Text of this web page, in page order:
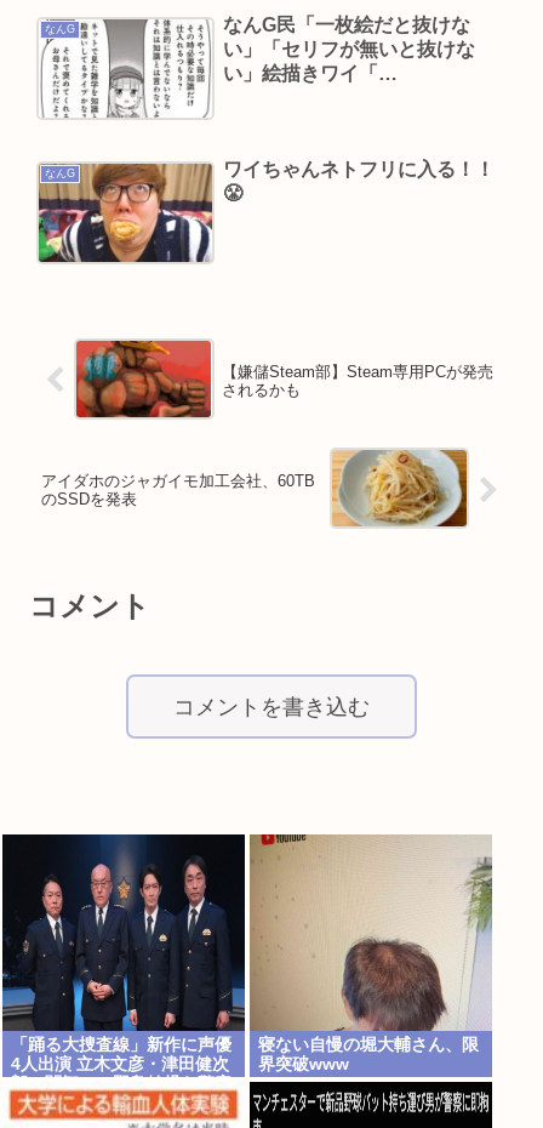
なんG
なんG民「一枚絵だと抜けな
い」「セリフが無いと抜けな
い」絵描きワイ「…
なんG
ワイちゃんネトフリに入る！！
😤
【嫌儲Steam部】Steam専用PCが発売
されるかも
アイダホのジャガイモ加工会社、60TB
のSSDを発表
コメント
コメントを書き込む
「踊る大捜査線」新作に声優
4人出演 立木文彦・津田健次
郎・関智一・野島健児ら警察
庁の最高幹部役で
寝ない自慢の堀大輔さん、限
界突破www